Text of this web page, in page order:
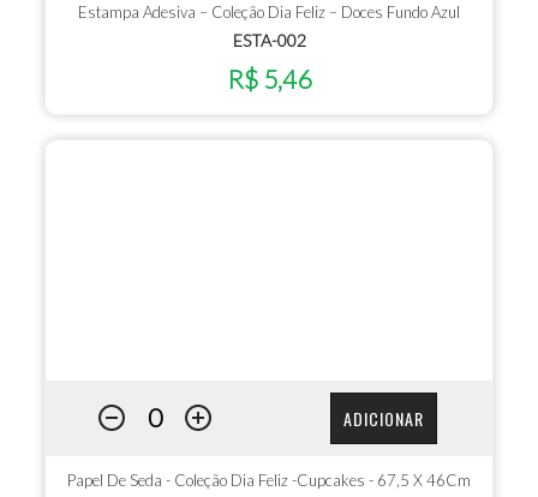
Estampa Adesiva – Coleção Dia Feliz – Doces Fundo Azul
ESTA-002
R$ 5,46
ADICIONAR
Papel De Seda - Coleção Dia Feliz -Cupcakes - 67,5 X 46Cm